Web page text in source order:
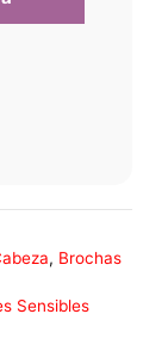
, Brochas
Sensibles